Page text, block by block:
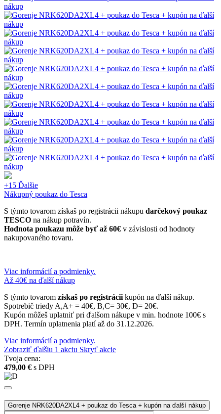
+15 Ďalšie
Nákupný poukaz do Tesca
S týmto tovarom získaš po registrácii nákupu darčekový poukaz
TESCO na nákup potravín.
Hodnota poukazu môže byť až 60€ v závislosti od hodnoty
nakupovaného tovaru.
Viac informácií a podmienky.
Až 40€ na ďalší nákup
S týmto tovarom získaš po registrácii kupón na ďalší nákup.
Spotrebič triedy A,A+ = 40€, B,C= 30€, D= 20€.
Kupón môžeš uplatniť pri ďalšom nákupe v min. hodnote 100€ s
DPH. Termín uplatnenia platí až do 31.12.2026.
Viac informácií a podmienky.
Zobraziť ďalšiu 1 akciu Skryť akcie
Tvoja cena:
479,00 € s DPH
Gorenje NRK620DA2XL4 + poukaz do Tesca + kupón na ďalší nákup